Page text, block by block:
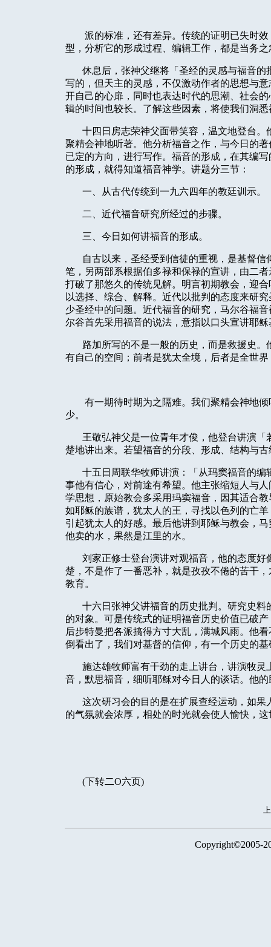
派的标准，还有差异。传统的证明已失时
型，分析它的形成过程、编辑工作，都是当务
休息后，张神父继将「圣经的灵感与福音
写的，但天主的灵感，不仅激动作者的思想与
开自己的心扉，同时也表达时代的思潮、社会
辑的时间也较长。了解这些因素，将使我们洞
十四日房志荣神父面带笑容，温文地登台
聚精会神地听著。他分析福音之作，与今日的
已定的方向，进行写作。福音的形成，在其编
的形成，就得知道福音神学。讲题分三节：
一、从古代传统到一九六四年的教廷训示。
二、近代福音研究所经过的步骤。
三、今日如何讲福音的形成。
自古以来，圣经受到信徒的重视，是基督
笔，另两部系根据伯多禄和保禄的宣讲，由二
打破了那悠久的传统见解。明言初期教会，迎
以选择、综合、解释。近代以批判的态度来研
少圣经中的问题。近代福音的研究，马尔谷福
尔谷首先采用福音的说法，意指以口头宣讲耶
路加所写的不是一般的历史，而是救援史
有自己的空间；前者是犹太全境，后者是全世
有一期待时期为之隔难。我们聚精会神地
少。
王敬弘神父是一位青年才俊，他登台讲演
楚地讲出来。若望福音的分段、形成、结构与
十五日周联华牧师讲演：「从玛窦福音的
事他有信心，对前途有希望。他主张缩短人与
学思想，原始教会多采用玛窦福音，因其适合
如耶稣的族谱，犹太人的王，寻找以色列的亡
引起犹太人的好感。最后他讲到耶稣与教会，
他卖的水，果然是江里的水。
刘家正修士登台演讲对观福音，他的态度
楚，不是作了一番恶补，就是孜孜不倦的苦干
教育。
十六日张神父讲福音的历史批判。研究史
的对象。可是传统式的证明福音历史价值已破
后步特曼把各派搞得方寸大乱，满城风雨。他
倒看出了，我们对基督的信仰，有一个历史的基
施达雄牧师富有干劲的走上讲台，讲演牧
音，默思福音，细听耶稣对今日人的谈话。他
这次研习会的目的是在扩展查经运动，如
的气氛就会浓厚，相处的时光就会使人愉快，
(下转二O六页)
Copyright©2005-